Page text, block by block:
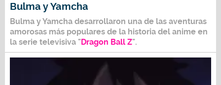
Bulma y Yamcha
Bulma yYamcha desarrollaron una de las aventuras
amorosas más populares de la historia del anime en
la serie televisiva "Dragon Ball Z".